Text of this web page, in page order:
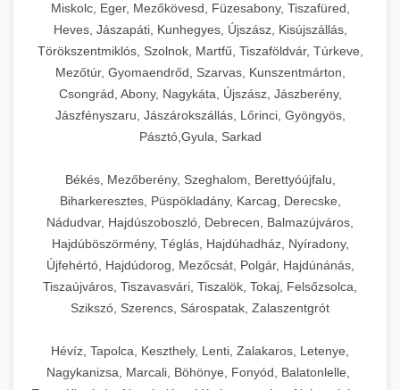
Miskolc, Eger, Mezőkövesd, Füzesabony, Tiszafüred,
Heves, Jászapáti, Kunhegyes, Újszász, Kisújszállás,
Törökszentmiklós, Szolnok, Martfű, Tiszaföldvár, Túrkeve,
Mezőtúr, Gyomaendrőd, Szarvas, Kunszentmárton,
Csongrád, Abony, Nagykáta, Újszász, Jászberény,
Jászfényszaru, Jászárokszállás, Lőrinci, Gyöngyös,
Pásztó,Gyula, Sarkad
Békés, Mezőberény, Szeghalom, Berettyóújfalu,
Biharkeresztes, Püspökladány, Karcag, Derecske,
Nádudvar, Hajdúszoboszló, Debrecen, Balmazújváros,
Hajdúböszörmény, Téglás, Hajdúhadház, Nyíradony,
Újfehértó, Hajdúdorog, Mezőcsát, Polgár, Hajdúnánás,
Tiszaújváros, Tiszavasvári, Tiszalök, Tokaj, Felsőzsolca,
Szikszó, Szerencs, Sárospatak, Zalaszentgrót
Hévíz, Tapolca, Keszthely, Lenti, Zalakaros, Letenye,
Nagykanizsa, Marcali, Böhönye, Fonyód, Balatonlelle,